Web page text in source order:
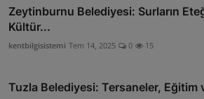
Zeytinburnu Belediyesi: Surların
Kültür...
kentbilgisistemi Tem 14, 2025 0 15
Tuzla Belediyesi: Tersaneler, Eğitim